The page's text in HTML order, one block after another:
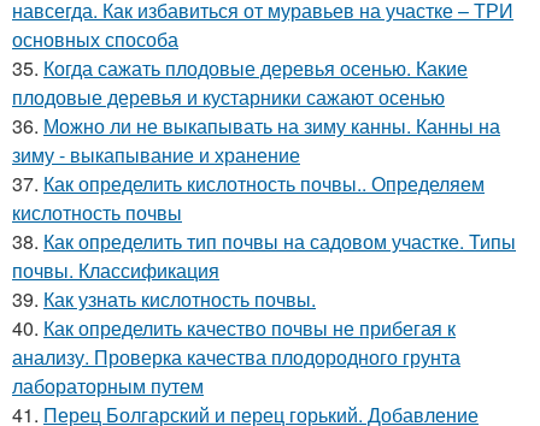
навсегда. Как избавиться от муравьев на участке – ТРИ
основных способа
35. Когда сажать плодовые деревья осенью. Какие
плодовые деревья и кустарники сажают осенью
36. Можно ли не выкапывать на зиму канны. Канны на
зиму - выкапывание и хранение
37. Как определить кислотность почвы.. Определяем
кислотность почвы
38. Как определить тип почвы на садовом участке. Типы
почвы. Классификация
39. Как узнать кислотность почвы.
40. Как определить качество почвы не прибегая к
анализу. Проверка качества плодородного грунта
лабораторным путем
41. Перец Болгарский и перец горький. Добавление